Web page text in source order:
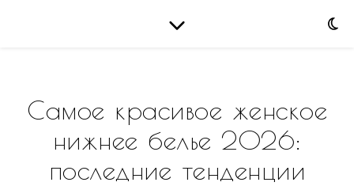
Самое красивое женское
нижнее белье 2026:
последние тенденции